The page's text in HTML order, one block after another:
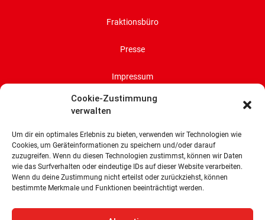
Cookie-Zustimmung
verwalten
Um dir ein optimales Erlebnis zu bieten, verwenden wir Technologien wie
Cookies, um Geräteinformationen zu speichern und/oder darauf
zuzugreifen. Wenn du diesen Technologien zustimmst, können wir Daten
wie das Surfverhalten oder eindeutige IDs auf dieser Website verarbeiten.
Wenn du deine Zustimmung nicht erteilst oder zurückziehst, können
bestimmte Merkmale und Funktionen beeinträchtigt werden.
Fraktionsbüro
Presse
Impressum
Datenschutz
Cookie-Richtlinie (EU)
SPD-Bürgerschaftsfraktion
Land Bremen
28195 Bremen